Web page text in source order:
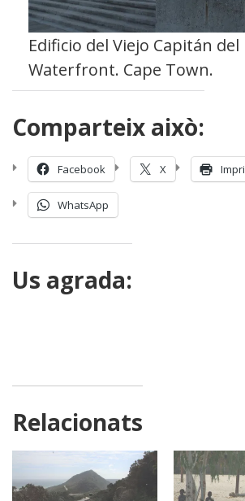
Edificio del Viejo Capitán
Waterfront. Cape Town.
Comparteix això:
Facebook X
WhatsApp
Us agrada:
Relacionats